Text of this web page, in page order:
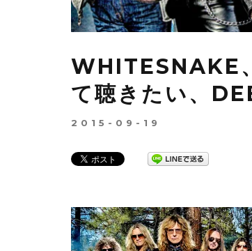
WHITESNAKE
て聴きたい、
2015-09-19